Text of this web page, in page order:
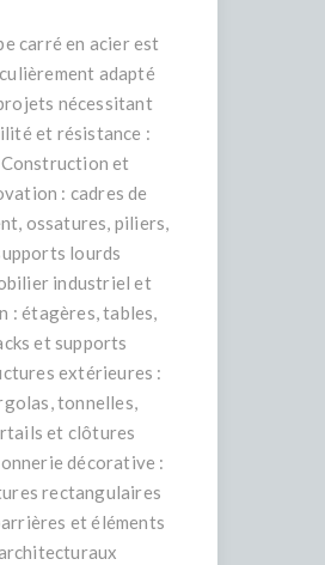
carré en acier est
adapté
nécessitant
et résistance :
et
: cadres de
ossatures, piliers,
lourds
industriel et
: étagères, tables,
et supports
extérieures :
tonnelles,
et clôtures
décorative :
rectangulaires
et éléments